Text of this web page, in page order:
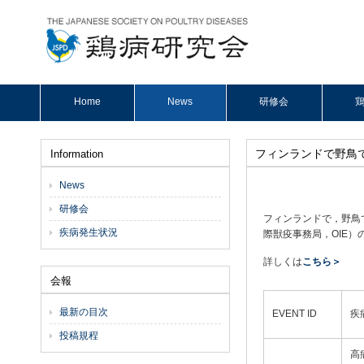
Home News 研修会
フィンランドで野鳥
フィンランドで，野
際獣疫事務局，OIE）
詳しくはこちら＞
EVENT ID 疾
高
Information
News
研修会
疾病発生状況
会報
最新の目次
投稿規程